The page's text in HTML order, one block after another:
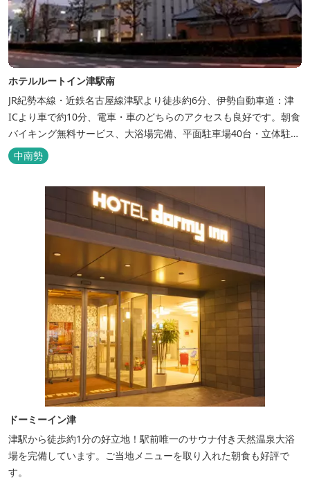
ホテルルートイン津駅南
JR紀勢本線・近鉄名古屋線津駅より徒歩約6分、伊勢自動車道：津
ICより車で約10分、電車・車のどちらのアクセスも良好です。朝食
バイキング無料サービス、大浴場完備、平面駐車場40台・立体駐車
場34台、全室Wi-Fi完備。ビジネスにも観光にもご利用頂ける快適
なホテルライフをご提供します。
中南勢
ドーミーイン津
津駅から徒歩約1分の好立地！駅前唯一のサウナ付き天然温泉大浴
場を完備しています。ご当地メニューを取り入れた朝食も好評で
す。